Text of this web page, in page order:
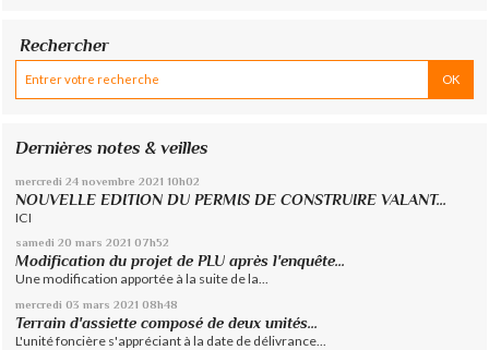
Rechercher
Dernières notes & veilles
mercredi 24 novembre 2021 10h02
NOUVELLE EDITION DU PERMIS DE CONSTRUIRE VALANT...
ICI
samedi 20 mars 2021 07h52
Modification du projet de PLU après l'enquête...
Une modification apportée à la suite de la...
mercredi 03 mars 2021 08h48
Terrain d'assiette composé de deux unités...
L'unité foncière s'appréciant à la date de délivrance...